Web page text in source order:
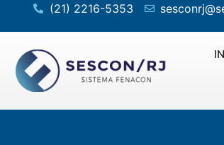
(21) 2216-5353